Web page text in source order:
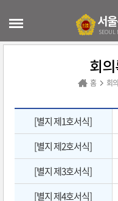
서
SEOUL
회의
홈 회
[별지 제1호서식]
[별지 제2호서식]
[별지 제3호서식]
[별지 제4호서식]